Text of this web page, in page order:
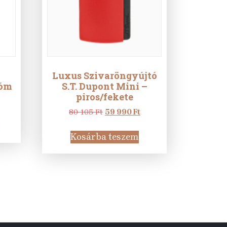
Ft.
Luxus Szivaröngyújtó
S.T. Dupont Mini –
piros/fekete
80 105Ft Original
was:
80
105 Ft.
59 990FtCurrent
990 Ft.
Kosárba teszem